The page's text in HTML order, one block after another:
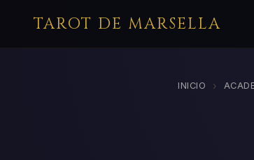
TAROT DE MARSELLA
INICIO ›